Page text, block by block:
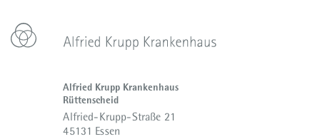
Alfried Krupp Krankenhaus
Rüttenscheid
Alfried-Krupp-Straße 21
45131 Essen